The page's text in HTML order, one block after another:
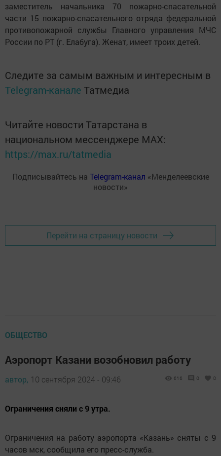
заместитель начальника 70 пожарно-спасательной
части 15 пожарно-спасательного отряда федеральной
противопожарной службы Главного управления МЧС
России по РТ (г. Елабуга). Женат, имеет троих детей.
Следите за самым важным и интересным в
Telegram-канале Татмедиа
Читайте новости Татарстана в
национальном мессенджере MАХ:
https://max.ru/tatmedia
Подписывайтесь на Telegram-канал «Менделеевские
новости»
Перейти на страницу новости
ОБЩЕСТВО
Аэропорт Казани возобновил работу
автор, 10 сентября 2024 - 09:46 616 0 0
Ограничения сняли с 9 утра.
Ограничения на работу аэропорта «Казань» сняты с 9
часов мск, сообщила его пресс-служба.